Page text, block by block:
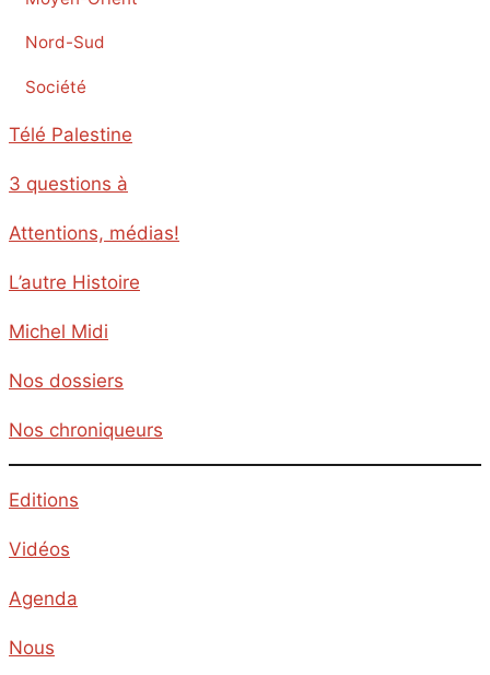
Nord-Sud
Société
Télé Palestine
3 questions à
Attentions, médias!
L’autre Histoire
Michel Midi
Nos dossiers
Nos chroniqueurs
Editions
Vidéos
Agenda
Nous